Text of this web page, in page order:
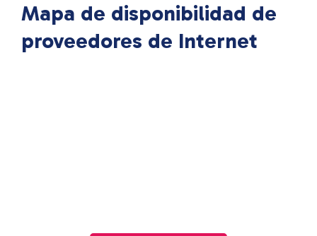
Mapa de disponibilidad de
proveedores de Internet